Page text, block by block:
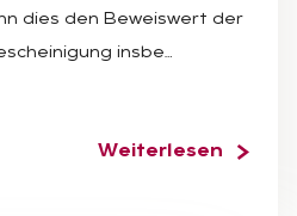
dies den Beweiswert der
insbe…
Weiterlesen